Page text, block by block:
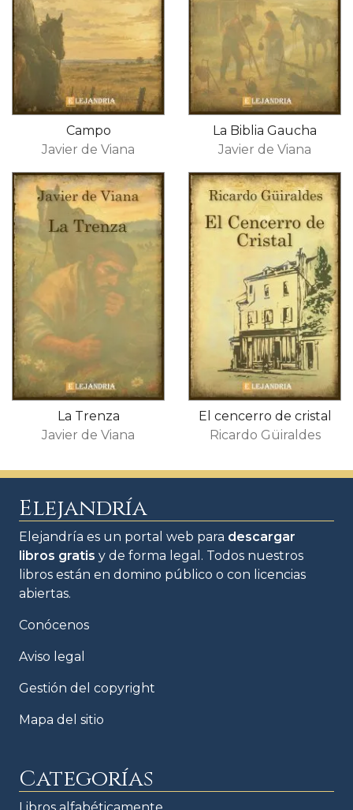
Campo
Javier de Viana
La Biblia Gaucha
Javier de Viana
La Trenza
Javier de Viana
​El cencerro de cristal​
Ricardo Güiraldes
Elejandría
Elejandría es un portal web para descargar
libros gratis y de forma legal. Todos nuestros
libros están en domino público o con licencias
abiertas.
Conócenos
Aviso legal
Gestión del copyright
Mapa del sitio
Categorías